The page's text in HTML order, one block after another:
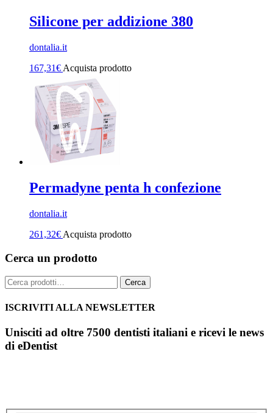
Silicone per addizione 380
dontalia.it
167,31€ Acquista prodotto
Permadyne penta h confezione
dontalia.it
261,32€ Acquista prodotto
Cerca un prodotto
Cerca: Cerca
ISCRIVITI ALLA NEWSLETTER
Unisciti ad oltre 7500 dentisti italiani e ricevi le news
di eDentist